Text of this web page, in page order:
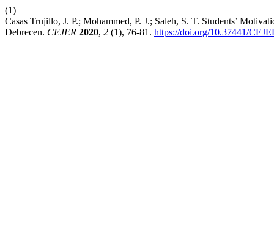
(1)
Casas Trujillo, J. P.; Mohammed, P. J.; Saleh, S. T. Students’
Debrecen. CEJER 2020, 2 (1), 76-81. https://doi.org/10.37441/